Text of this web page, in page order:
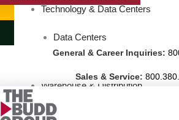
Technology & Data Centers
Data Centers
Cleanrooms
Warehouse & Distribution
BUSINESS & COMMERCIAL
SPECIALTY
LANDSCAPING
General & Career Inquiries:
Sales & Service: